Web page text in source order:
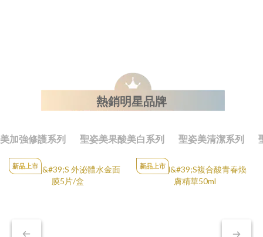
熱銷明星品牌
加強修護系列 聖姿美果酸美白系列 聖姿美清潔系列
新品上市 新品上市